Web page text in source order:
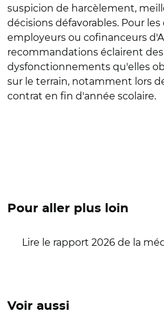
suspicion de harcèlement,
décisions défavorables. Pour
employeurs ou cofinanceurs
recommandations éclairent des
dysfonctionnements qu'elles
sur le terrain, notamment lors
contrat en fin d'année scolaire.
Pour aller plus loin
Lire le rapport 2026 de la
Voir aussi